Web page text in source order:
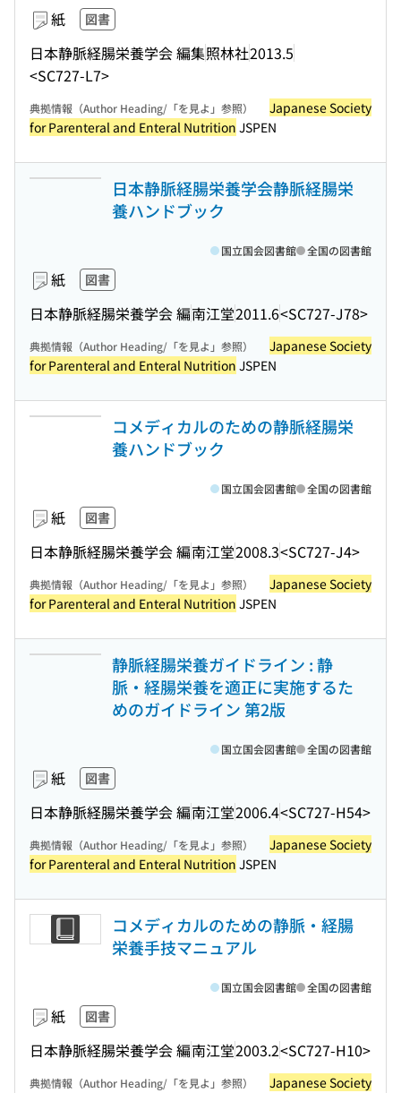
紙 図書
日本静脈経腸栄養学会 編集照林社2013.5
<SC727-L7>
典拠情報（Author Heading/「を見よ」参照）
Japanese Society
for Parenteral and Enteral Nutrition JSPEN
日本静脈経腸栄養学会静脈経腸栄
養ハンドブック
紙 図書
日本静脈経腸栄養学会 編南江堂2011.6<SC727-J78>
国立国会図書館 全国の図書館
典拠情報（Author Heading/「を見よ」参照）
Japanese Society
for Parenteral and Enteral Nutrition JSPEN
コメディカルのための静脈経腸栄
養ハンドブック
紙 図書
日本静脈経腸栄養学会 編南江堂2008.3<SC727-J4>
国立国会図書館 全国の図書館
典拠情報（Author Heading/「を見よ」参照）
Japanese Society
for Parenteral and Enteral Nutrition JSPEN
静脈経腸栄養ガイドライン : 静
脈・経腸栄養を適正に実施するた
めのガイドライン 第2版
紙 図書
日本静脈経腸栄養学会 編南江堂2006.4<SC727-H54>
国立国会図書館 全国の図書館
典拠情報（Author Heading/「を見よ」参照）
Japanese Society
for Parenteral and Enteral Nutrition JSPEN
コメディカルのための静脈・経腸
栄養手技マニュアル
紙 図書
日本静脈経腸栄養学会 編南江堂2003.2<SC727-H10>
国立国会図書館 全国の図書館
典拠情報（Author Heading/「を見よ」参照） Japanese Society